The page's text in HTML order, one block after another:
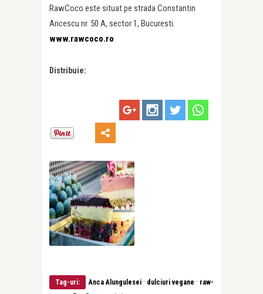
RawCoco este situat pe strada Constantin
Aricescu nr. 50 A, sector 1, Bucuresti.
www.rawcoco.ro
Distribuie:
Tag-uri: Anca Alungulesei · dulciuri vegane · raw-